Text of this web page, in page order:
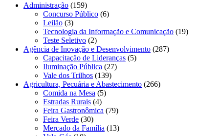
Administração (159)
Concurso Público (6)
Leilão (3)
Tecnologia da Informação e Comunicação (19)
Teste Seletivo (2)
Agência de Inovação e Desenvolvimento (287)
Capacitação de Lideranças (5)
Iluminação Pública (27)
Vale dos Trilhos (139)
Agricultura, Pecuária e Abastecimento (266)
Comida na Mesa (5)
Estradas Rurais (4)
Feira Gastronômica (79)
Feira Verde (30)
Mercado da Família (13)